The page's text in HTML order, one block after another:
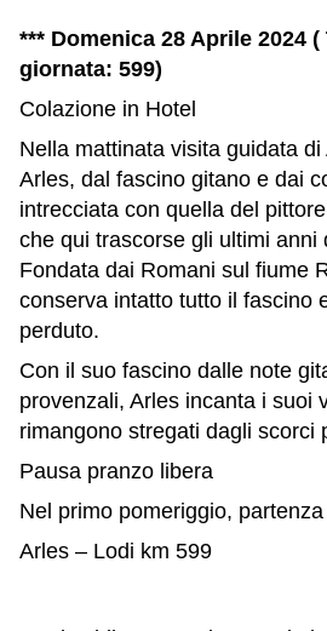
*** Domenica 28 Aprile 2024 (
giornata: 599)
Colazione in Hotel
Nella mattinata visita guidata di
Arles, dal fascino gitano e dai
intrecciata con quella del
che qui trascorse gli ultimi anni
Fondata dai Romani sul fiume
conserva intatto tutto il fascino
perduto.
Con il suo fascino dalle note
provenzali, Arles incanta i suoi
rimangono stregati dagli scorci
Pausa pranzo libera
Nel primo pomeriggio,
Arles – Lodi km 599